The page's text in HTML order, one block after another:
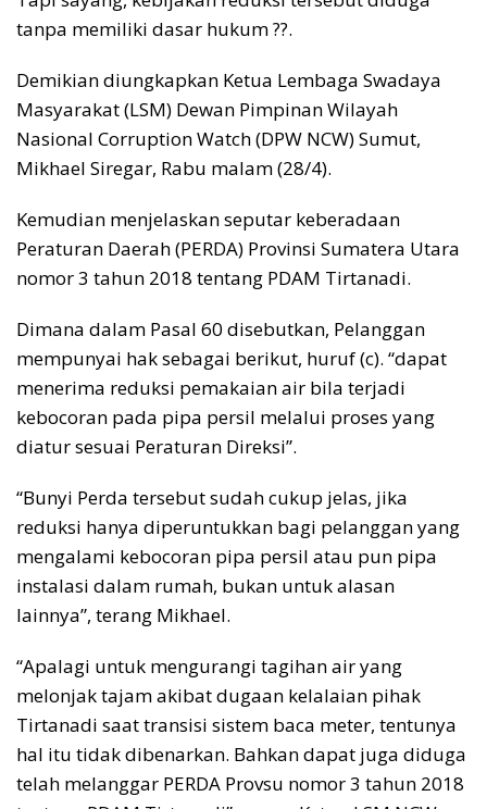
tanpa memiliki dasar hukum ??.
Demikian diungkapkan Ketua Lembaga Swadaya
Masyarakat (LSM) Dewan Pimpinan Wilayah
Nasional Corruption Watch (DPW NCW) Sumut,
Mikhael Siregar, Rabu malam (28/4).
Kemudian menjelaskan seputar keberadaan
Peraturan Daerah (PERDA) Provinsi Sumatera Utara
nomor 3 tahun 2018 tentang PDAM Tirtanadi.
Dimana dalam Pasal 60 disebutkan, Pelanggan
mempunyai hak sebagai berikut, huruf (c). “dapat
menerima reduksi pemakaian air bila terjadi
kebocoran pada pipa persil melalui proses yang
diatur sesuai Peraturan Direksi”.
“Bunyi Perda tersebut sudah cukup jelas, jika
reduksi hanya diperuntukkan bagi pelanggan yang
mengalami kebocoran pipa persil atau pun pipa
instalasi dalam rumah, bukan untuk alasan
lainnya”, terang Mikhael.
“Apalagi untuk mengurangi tagihan air yang
melonjak tajam akibat dugaan kelalaian pihak
Tirtanadi saat transisi sistem baca meter, tentunya
hal itu tidak dibenarkan. Bahkan dapat juga diduga
telah melanggar PERDA Provsu nomor 3 tahun 2018